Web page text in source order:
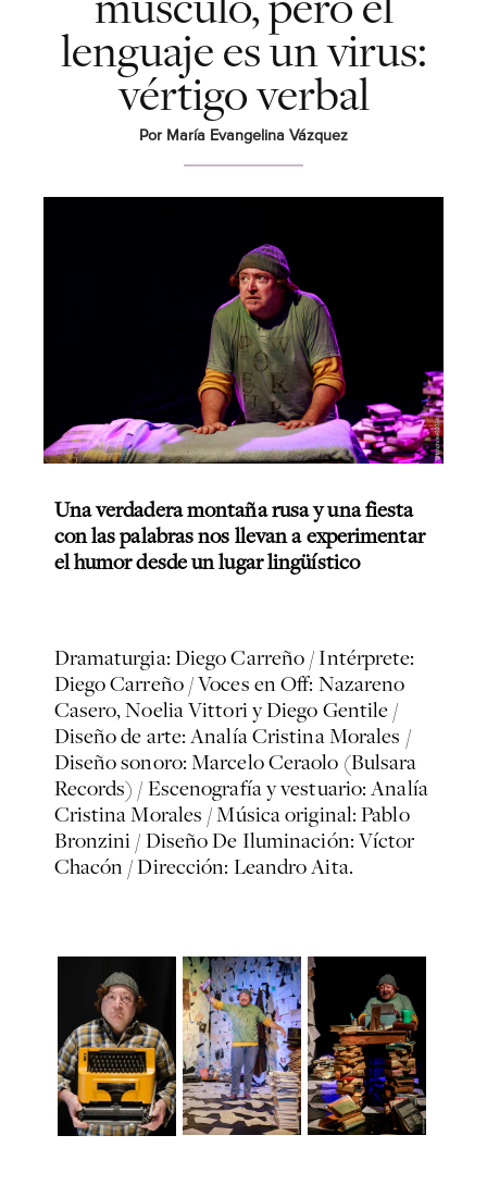
lenguaje es un virus:
vértigo verbal
Por María Evangelina Vázquez
Una verdadera montaña rusa y una fiesta
con las palabras nos llevan a experimentar
el humor desde un lugar lingüístico
Dramaturgia: Diego Carreño / Intérprete:
Diego Carreño / Voces en Off: Nazareno
Casero, Noelia Vittori y Diego Gentile /
Diseño de arte: Analía Cristina Morales /
Diseño sonoro: Marcelo Ceraolo (Bulsara
Records) / Escenografía y vestuario: Analía
Cristina Morales / Música original: Pablo
Bronzini / Diseño De Iluminación: Víctor
Chacón / Dirección: Leandro Aita.